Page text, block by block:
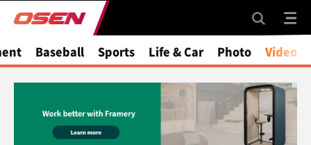
Baseball Sports Life & Car Photo Video